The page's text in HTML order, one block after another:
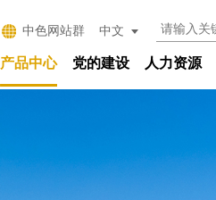
中色网站群
产品中心 党的建设 人力资源